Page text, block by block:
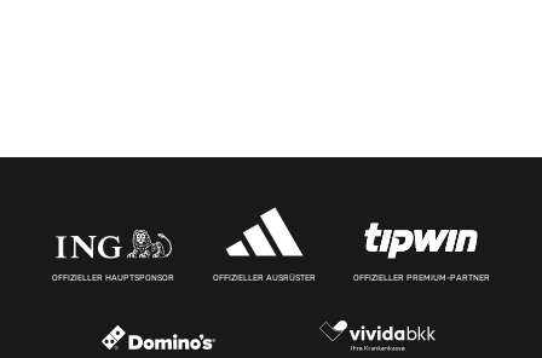
OFFIZIELLER HAUPTSPONSOR OFFIZIELLER AUSRÜSTER OFFIZIELLER PREMIUM-PARTNER